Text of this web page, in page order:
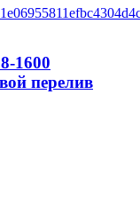
1600
перелив